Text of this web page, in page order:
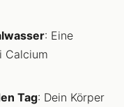
: Eine
Calcium
Tag: Dein Körper